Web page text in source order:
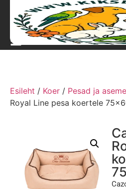
Esileht / Koer / Pesad ja
Royal Line pesa koertele